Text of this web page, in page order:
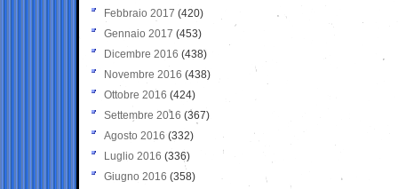
Febbraio 2017 (420)
Gennaio 2017 (453)
Dicembre 2016 (438)
Novembre 2016 (438)
Ottobre 2016 (424)
Settembre 2016 (367)
Agosto 2016 (332)
Luglio 2016 (336)
Giugno 2016 (358)